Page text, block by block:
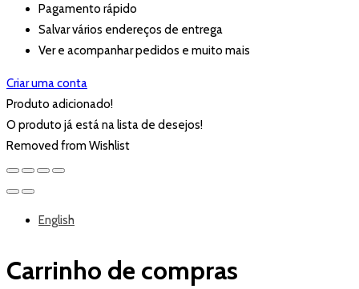
Pagamento rápido
Salvar vários endereços de entrega
Ver e acompanhar pedidos e muito mais
Criar uma conta
Produto adicionado!
O produto já está na lista de desejos!
Removed from Wishlist
English
Carrinho de compras